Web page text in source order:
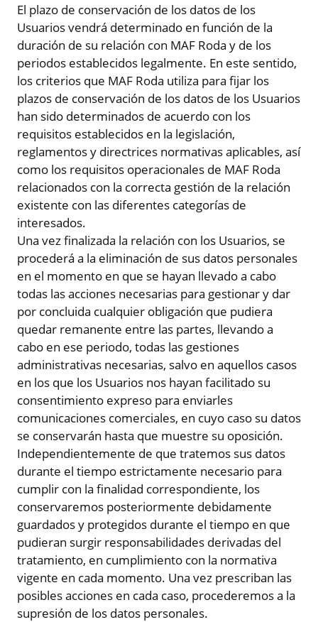
El plazo de conservación de los datos de los
Usuarios vendrá determinado en función de la
duración de su relación con MAF Roda y de los
periodos establecidos legalmente. En este sentido,
los criterios que MAF Roda utiliza para fijar los
plazos de conservación de los datos de los Usuarios
han sido determinados de acuerdo con los
requisitos establecidos en la legislación,
reglamentos y directrices normativas aplicables, así
como los requisitos operacionales de MAF Roda
relacionados con la correcta gestión de la relación
existente con las diferentes categorías de
interesados.
Una vez finalizada la relación con los Usuarios, se
procederá a la eliminación de sus datos personales
en el momento en que se hayan llevado a cabo
todas las acciones necesarias para gestionar y dar
por concluida cualquier obligación que pudiera
quedar remanente entre las partes, llevando a
cabo en ese periodo, todas las gestiones
administrativas necesarias, salvo en aquellos casos
en los que los Usuarios nos hayan facilitado su
consentimiento expreso para enviarles
comunicaciones comerciales, en cuyo caso su datos
se conservarán hasta que muestre su oposición.
Independientemente de que tratemos sus datos
durante el tiempo estrictamente necesario para
cumplir con la finalidad correspondiente, los
conservaremos posteriormente debidamente
guardados y protegidos durante el tiempo en que
pudieran surgir responsabilidades derivadas del
tratamiento, en cumplimiento con la normativa
vigente en cada momento. Una vez prescriban las
posibles acciones en cada caso, procederemos a la
supresión de los datos personales.